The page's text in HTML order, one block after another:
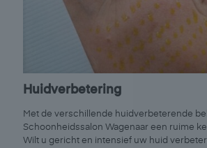
Huidverbetering
Met de verschillende huidverbeterende
Schoonheidssalon Wagenaar een ruime
Wilt u gericht en intensief uw huid